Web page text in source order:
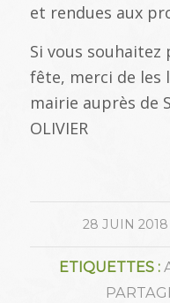
et rendues aux
Si vous
fête, merci de les
mairie auprès de
OLIVIER
28 JUIN 2018
/
ETIQUETTES :